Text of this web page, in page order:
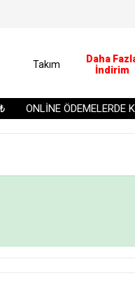
ONLİNE ÖDEMELERDE
Takım
Daha
İndirim